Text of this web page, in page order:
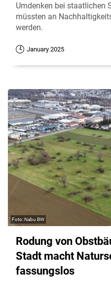
Umdenken bei staatlichen
müssten an
werden.
January 2025
Nabu BW
Rodung von
Stadt macht
fassungslos